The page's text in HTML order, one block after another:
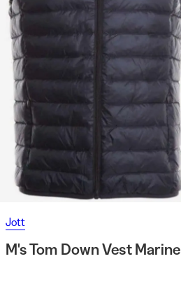
Jott
M's Tom Down Vest Marine